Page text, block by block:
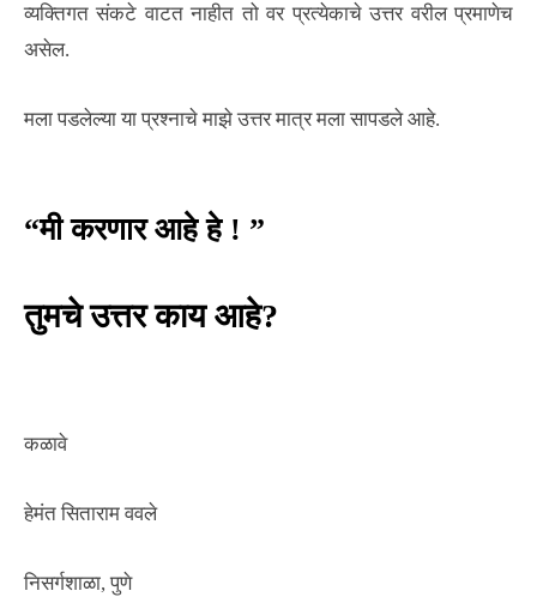
व्यक्तिगत संकटे वाटत नाहीत तो वर प्रत्येकाचे उत्तर वरील प्रमाणेच
असेल.
मला पडलेल्या या प्रश्नाचे माझे उत्तर मात्र मला सापडले आहे.
“मी करणार आहे हे ! ”
तुमचे उत्तर काय आहे?
कळावे
हेमंत सिताराम ववले
निसर्गशाळा, पुणे